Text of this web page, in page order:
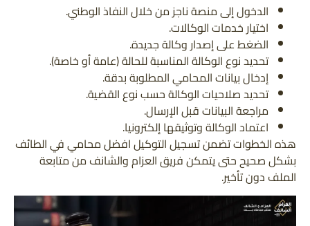
الدخول إلى منصة ناجز من خلال النفاذ الوطني.
اختيار خدمات الوكالات.
الضغط على إصدار وكالة جديدة.
تحديد نوع الوكالة المناسبة للحالة (عامة أو خاصة).
إدخال بيانات المحامي المطلوبة بدقة.
تحديد صلاحيات الوكالة حسب نوع القضية.
مراجعة البيانات قبل الإرسال.
اعتماد الوكالة وتوثيقها إلكترونيا.
هذه الخطوات تضمن تسجيل التوكيل افضل محامي في الطائف
بشكل صحيح حتى يتمكن فريق العزام والشانف من متابعة
الملف دون تأخير.